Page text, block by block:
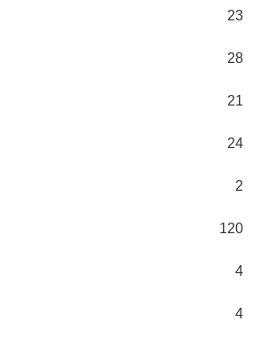
23
28
21
24
2
120
4
4